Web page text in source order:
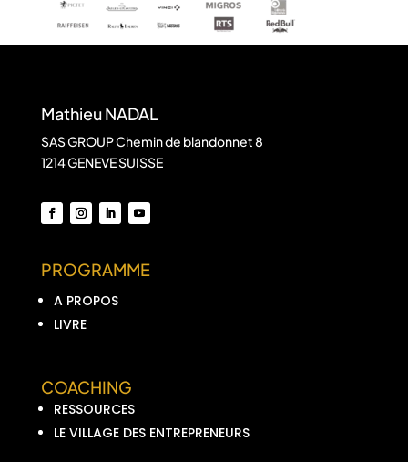
Mathieu NADAL
SAS GROUP Chemin de blandonnet 8
1214 GENEVE SUISSE
PROGRAMME
A PROPOS
LIVRE
COACHING
RESSOURCES
LE VILLAGE DES ENTREPRENEURS